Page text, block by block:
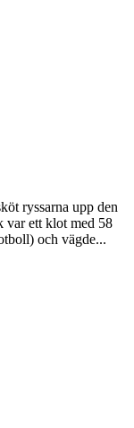
ryssarna upp den
var ett klot med 58
och vägde...